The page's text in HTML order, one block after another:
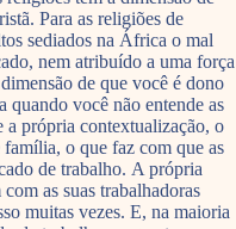
Para as religiões de
sediados na África o mal
nem atribuído a uma força
de que você é dono
quando você não entende as
a própria contextualização, o
o que faz com que as
de trabalho. A própria
as suas trabalhadoras
muitas vezes. E, na maioria